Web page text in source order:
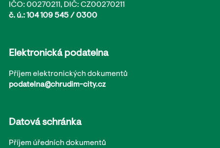
IČO: 00270211, DIČ: CZ00270211
č. ú.: 104 109 545 / 0300
Elektronická podatelna
Příjem elektronických dokumentů
podatelna@chrudim-city.cz
Datová schránka
Příjem úředních dokumentů